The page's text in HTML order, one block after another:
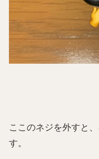
ここのネジを外すと
す。